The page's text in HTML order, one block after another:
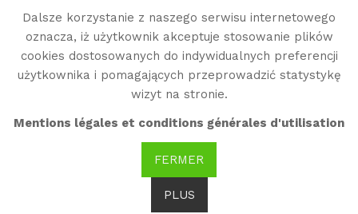
Dalsze korzystanie z naszego serwisu internetowego
oznacza, iż użytkownik akceptuje stosowanie plików
cookies dostosowanych do indywidualnych preferencji
użytkownika i pomagających przeprowadzić statystykę
wizyt na stronie.
Mentions légales et conditions générales d'utilisation
FERMER
PLUS
Witold Gombrowicz
29.03.2018, City tour
Gombrowicz w Paryżu